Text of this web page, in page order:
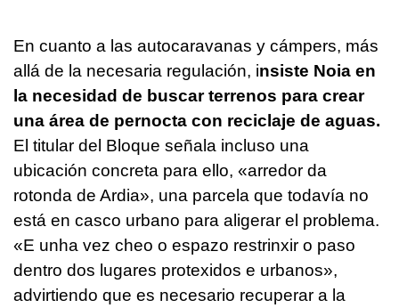
En cuanto a las autocaravanas y cámpers, más
allá de la necesaria regulación, insiste Noia en
la necesidad de buscar terrenos para crear
una área de pernocta con reciclaje de aguas.
El titular del Bloque señala incluso una
ubicación concreta para ello, «arredor da
rotonda de Ardia», una parcela que todavía no
está en casco urbano para aligerar el problema.
«E unha vez cheo o espazo restrinxir o paso
dentro dos lugares protexidos e urbanos»,
advirtiendo que es necesario recuperar a la